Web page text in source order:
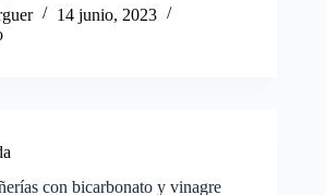
14 junio, 2023
con bicarbonato y vinagre